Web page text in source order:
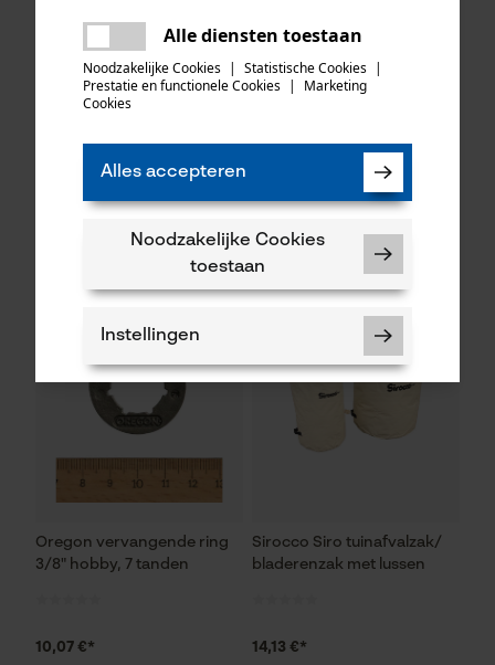
Oregon voordelset
AdvanceCut HD met
3/8", 1.5 mm, 45 cm
Felco snoeischaar 310 met
lange, dunne lemmeten
20,23 €*
Oregon vervangende ring
3/8" hobby, 7 tanden
10,07 €*
Sirocco Siro tuinafvalzak/
bladerenzak met lussen
14,13 €*
Alle diensten toestaan
Noodzakelijke Cookies | Statistische Cookies |
Prestatie en functionele Cookies |
Marketing
Cookies
Alles accepteren
Noodzakelijke Cookies
toestaan
Instellingen
Session ID
Er is een fout opgetreden. Gelieve
het opnieuw te proberen.
delen
mail